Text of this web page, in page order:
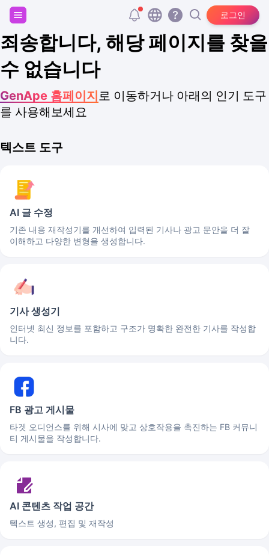
로그인
회원가입하고 20,000개의 무료 토큰을 받으세요!
죄송합니다, 해당 페이지를 찾을
수 없습니다
GenApe 홈페이지로 이동하거나 아래의 인기 도구
를 사용해보세요
텍스트 도구
AI 글 수정
기존 내용 재작성기를 개선하여 입력된 기사나 광고 문안을 더 잘
이해하고 다양한 변형을 생성합니다.
기사 생성기
인터넷 최신 정보를 포함하고 구조가 명확한 완전한 기사를 작성합
니다.
FB 광고 게시물
타겟 오디언스를 위해 시사에 맞고 상호작용을 촉진하는 FB 커뮤니
티 게시물을 작성합니다.
AI 콘텐츠 작업 공간
텍스트 생성, 편집 및 재작성